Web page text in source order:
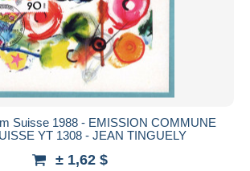
aufheben
Suisse 1988 - EMISSION COMMUNE
YT 1308 - JEAN TINGUELY
± 1,62 $